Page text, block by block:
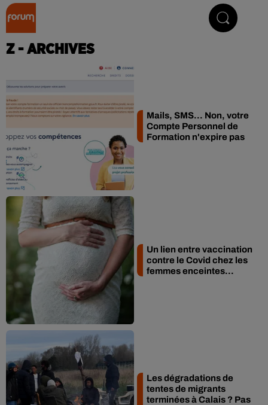
Z - ARCHIVES
Mails, SMS... Non, votre
Compte Personnel de
Formation n'expire pas
Un lien entre vaccination
contre le Covid chez les
femmes enceintes...
Les dégradations de
tentes de migrants
terminées à Calais ? Pas